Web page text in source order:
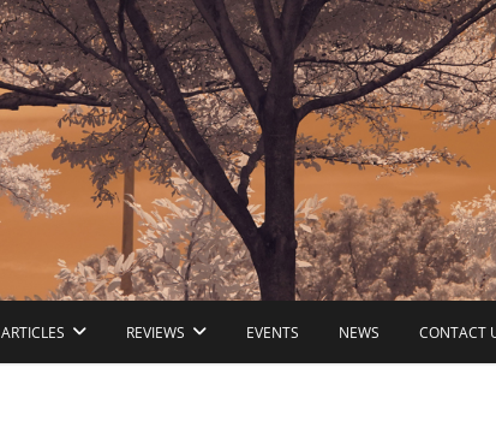
ARTICLES REVIEWS EVENTS NEWS CONTACT